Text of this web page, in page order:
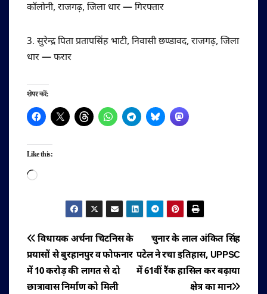
कॉलोनी, राजगढ़, जिला धार — गिरफ्तार
3. सुरेन्द्र पिता प्रतापसिंह भाटी, निवासी छण्डावद, राजगढ़, जिला
धार — फरार
शेयर करें:
Like this:
Loading…
पोस्ट
नेविगेशन
चुनार के लाल अंकित सिंह
पटेल ने रचा इतिहास, UPPSC
में 61वीं रैंक हासिल कर बढ़ाया
क्षेत्र का मान
विधायक अर्चना चिटनिस के
प्रयासों से बुरहानपुर व फोफनार
में 10 करोड़ की लागत से दो
छात्रावास निर्माण को मिली